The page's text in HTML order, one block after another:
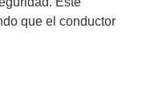
que el conductor